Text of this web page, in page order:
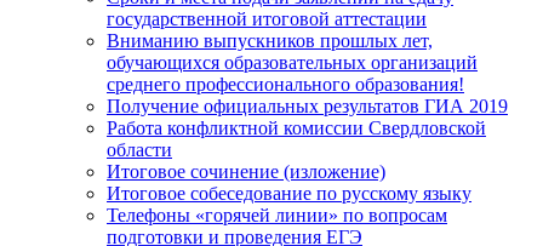
государственной итоговой аттестации
Вниманию выпускников прошлых лет,
обучающихся образовательных организаций
среднего профессионального образования!
Получение официальных результатов ГИА 2019
Работа конфликтной комиссии Свердловской
области
Итоговое сочинение (изложение)
Итоговое собеседование по русскому языку
Телефоны «горячей линии» по вопросам
подготовки и проведения ЕГЭ